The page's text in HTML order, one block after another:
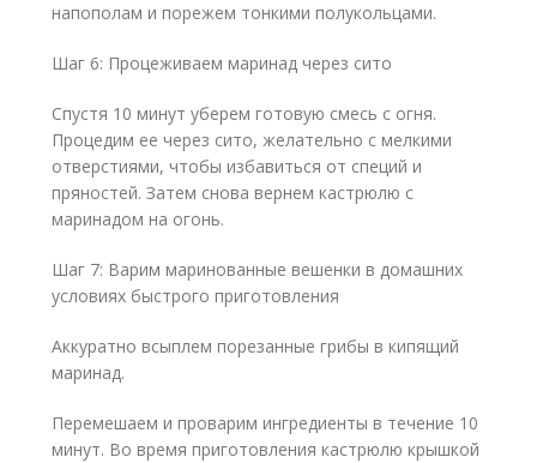
напополам и порежем тонкими полукольцами.
Шаг 6: Процеживаем маринад через сито
Спустя 10 минут уберем готовую смесь с огня.
Процедим ее через сито, желательно с мелкими
отверстиями, чтобы избавиться от специй и
пряностей. Затем снова вернем кастрюлю с
маринадом на огонь.
Шаг 7: Варим маринованные вешенки в домашних
условиях быстрого приготовления
Аккуратно всыплем порезанные грибы в кипящий
маринад.
Перемешаем и проварим ингредиенты в течение 10
минут. Во время приготовления кастрюлю крышкой